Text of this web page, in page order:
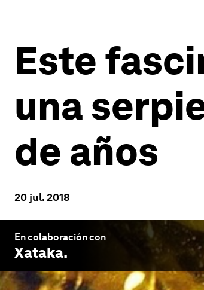
Este
una
de años
20 jul. 2018
En colaboración con
Xataka.